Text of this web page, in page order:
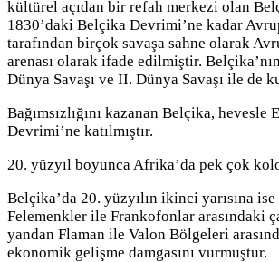
kültürel açıdan bir refah merkezi olan
1830’daki Belçika Devrimi’ne kadar
tarafından birçok savaşa sahne olarak
arenası olarak ifade edilmiştir.
Dünya Savaşı ve II. Dünya Savaşı ile de
Bağımsızlığını kazanan Belçika, hevesle
Devrimi’ne katılmıştır.
20. yüzyıl boyunca Afrika’da pek çok
Belçika’da 20. yüzyılın ikinci yarısına
Felemenkler ile Frankofonlar arasındaki
yandan Flaman ile Valon Bölgeleri
ekonomik gelişme damgasını vurmuştur.